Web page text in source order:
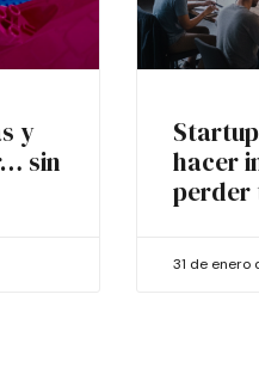
y
sin
hacer
perder
31 de enero